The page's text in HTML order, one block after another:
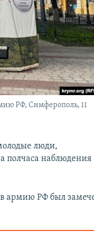
РФ, Симферополь, 11
люди,
полчаса наблюдения
армию РФ был